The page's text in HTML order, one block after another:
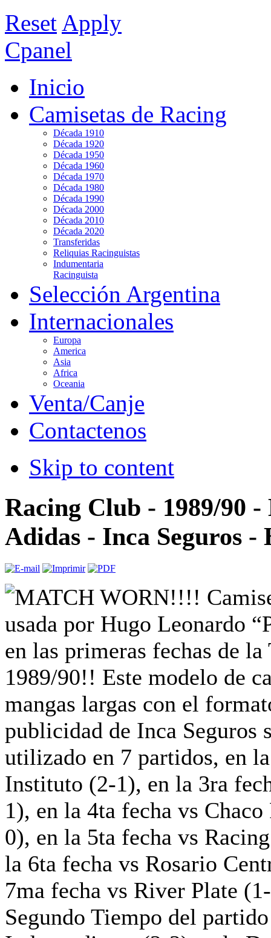
Reset Apply
Cpanel
Inicio
Camisetas de Racing
Década 1910
Década 1920
Década 1950
Década 1960
Década 1970
Década 1980
Década 1990
Década 2000
Década 2010
Década 2020
Transferidas
Reliquias Racinguistas
Indumentaria
Racinguista
Selección Argentina
Internacionales
Europa
America
Asia
Africa
Oceania
Venta/Canje
Contactenos
Skip to content
Racing Club - 1989/90 -
Adidas - Inca Seguros -